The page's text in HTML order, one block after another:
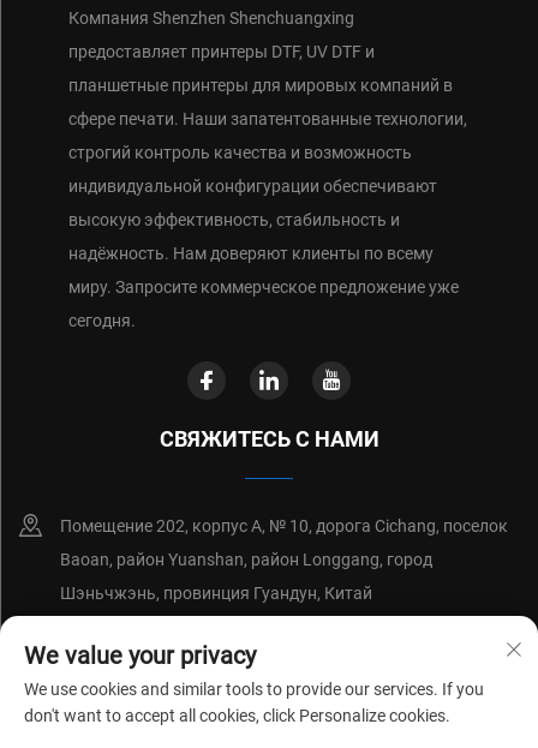
Компания Shenzhen Shenchuangxing
предоставляет принтеры DTF, UV DTF и
планшетные принтеры для мировых компаний в
сфере печати. Наши запатентованные технологии,
строгий контроль качества и возможность
индивидуальной конфигурации обеспечивают
высокую эффективность, стабильность и
надёжность. Нам доверяют клиенты по всему
миру. Запросите коммерческое предложение уже
сегодня.
СВЯЖИТЕСЬ С НАМИ
Помещение 202, корпус А, № 10, дорога Cichang, поселок
Baoan, район Yuanshan, район Longgang, город
Шэньчжэнь, провинция Гуандун, Китай
+86-18214652676
[email protected]
We value your privacy
We use cookies and similar tools to provide our services. If you
don't want to accept all cookies, click Personalize cookies.